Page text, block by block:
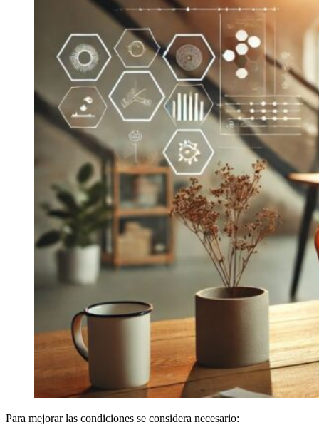
Para mejorar las condiciones se considera necesario: